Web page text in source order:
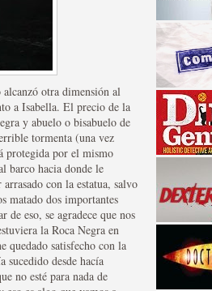
alcanzó otra dimensión al
a Isabella. El precio de la
y abuelo o bisabuelo de
tormenta (una vez
protegida por el mismo
barco hacia donde le
con la estatua, salvo
matado dos importantes
eso, se agradece que nos
la Roca Negra en
quedado satisfecho con la
sucedido desde hacía
no esté para nada de